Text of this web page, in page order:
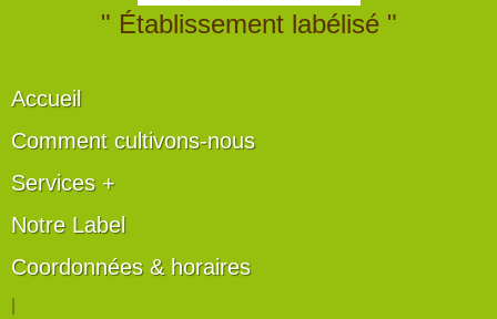
" Établissement labélisé "
Accueil
Comment cultivons-nous
Services +
Notre Label
Coordonnées & horaires